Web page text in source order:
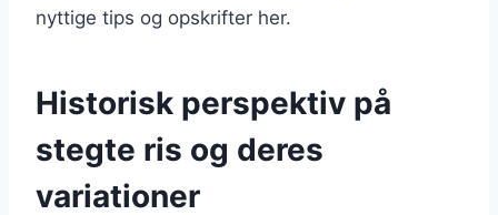
nyttige tips og opskrifter her.
Historisk perspektiv på
stegte ris og deres
variationer